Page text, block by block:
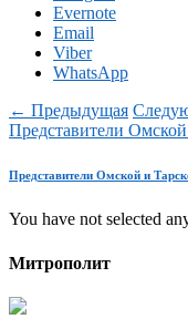
Evernote
Email
Viber
WhatsApp
← Предыдущая
Представители
Представители Омской и
You have not selected
Митрополит